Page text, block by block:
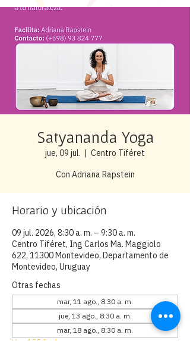
Satyananda Yoga
jue, 09 jul.
  |
Centro Tiféret
Con Adriana Rapstein
Horario y ubicación
09 jul. 2026, 8:30 a. m. – 9:30 a. m.
Centro Tiféret, Ing Carlos Ma. Maggiolo
622, 11300 Montevideo, Departamento de
Montevideo, Uruguay
Otras fechas
mar, 11 ago., 8:30 a. m.
jue, 13 ago., 8:30 a. m.
mar, 18 ago., 8:30 a. m.
Ver 155 fechas